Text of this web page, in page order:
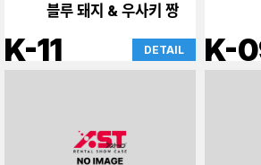
블루 돼지 & 우사키 짱
K-11 DETAIL K-